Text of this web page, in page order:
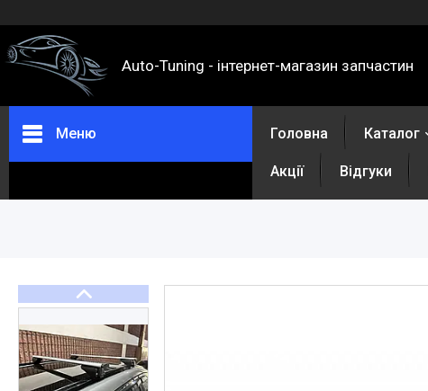
Auto-Tuning - інтернет-магазин запчастин
Меню
Повернення та обмін
Відгуки
Акції
Головна Каталог
Акції Відгуки